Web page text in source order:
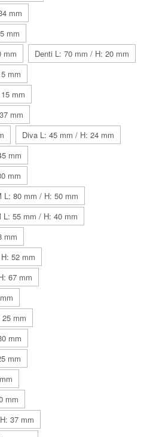
mm
mm
mm
Denti L: 70 mm / H: 20 mm
mm
mm
mm
Diva L: 45 mm / H: 24 mm
mm
mm
L: 80 mm / H: 50 mm
L: 55 mm / H: 40 mm
mm
52 mm
67 mm
mm
mm
mm
mm
37 mm